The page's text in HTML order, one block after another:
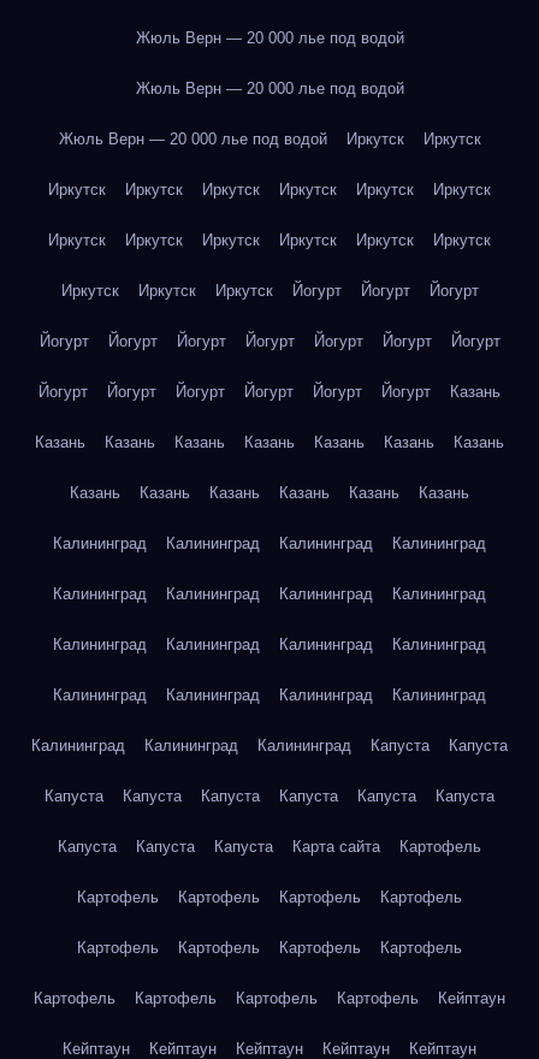
Жюль Верн — 20 000 лье под водой
Жюль Верн — 20 000 лье под водой
Жюль Верн — 20 000 лье под водой Иркутск Иркутск
Иркутск Иркутск Иркутск Иркутск Иркутск Иркутск
Иркутск Иркутск Иркутск Иркутск Иркутск Иркутск
Иркутск Иркутск Иркутск Йогурт Йогурт Йогурт
Йогурт Йогурт Йогурт Йогурт Йогурт Йогурт Йогурт
Йогурт Йогурт Йогурт Йогурт Йогурт Йогурт Казань
Казань Казань Казань Казань Казань Казань Казань
Казань Казань Казань Казань Казань Казань
Калининград Калининград Калининград Калининград
Калининград Калининград Калининград Калининград
Калининград Калининград Калининград Калининград
Калининград Калининград Калининград Калининград
Калининград Калининград Калининград Капуста Капуста
Капуста Капуста Капуста Капуста Капуста Капуста
Капуста Капуста Капуста Карта сайта Картофель
Картофель Картофель Картофель Картофель
Картофель Картофель Картофель Картофель
Картофель Картофель Картофель Картофель Кейптаун
Кейптаун Кейптаун Кейптаун Кейптаун Кейптаун